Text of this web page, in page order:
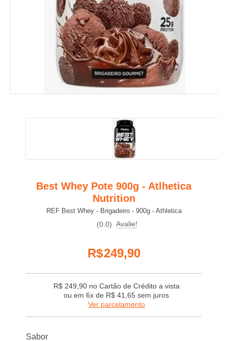
Best Whey Pote 900g - Atlhetica
Nutrition
REF Best Whey - Brigadeiro - 900g - Athletica
(0.0) Avalie!
R$249,90
R$ 249,90no Cartão de Crédito a vista
ou em6x de R$ 41,65 sem juros
Ver parcelamento
Sabor